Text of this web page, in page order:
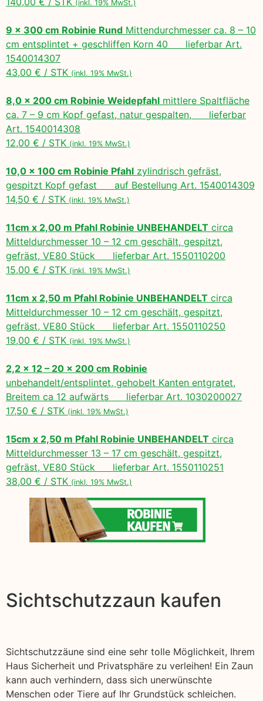
(inkl. 19% MwSt.)
9 x 300 cm Robinie Rund Mittendurchmesser ca. 8 – 10
cm entsplintet + geschliffen Korn 40 lieferbar Art.
1540014307
43,00 € / STK (inkl. 19% MwSt.)
8,0 x 200 cm Robinie Weidepfahl mittlere Spaltfläche
ca. 7 – 9 cm Kopf gefast, natur gespalten, lieferbar
Art. 1540014308
12,00 € / STK (inkl. 19% MwSt.)
10,0 x 100 cm Robinie Pfahl zylindrisch gefräst,
gespitzt Kopf gefast auf Bestellung Art. 1540014309
14,50 € / STK (inkl. 19% MwSt.)
11cm x 2,00 m Pfahl Robinie UNBEHANDELT circa
Mitteldurchmesser 10 – 12 cm geschält, gespitzt,
gefräst, VE80 Stück lieferbar Art. 1550110200
15,00 € / STK (inkl. 19% MwSt.)
11cm x 2,50 m Pfahl Robinie UNBEHANDELT circa
Mitteldurchmesser 10 – 12 cm geschält, gespitzt,
gefräst, VE80 Stück lieferbar Art. 1550110250
19,00 € / STK (inkl. 19% MwSt.)
2,2 x 12 – 20 x 200 cm Robinie
unbehandelt/entsplintet, gehobelt Kanten entgratet,
Breitem ca 12 aufwärts lieferbar Art. 1030200027
17,50 € / STK (inkl. 19% MwSt.)
15cm x 2,50 m Pfahl Robinie UNBEHANDELT circa
Mitteldurchmesser 13 – 17 cm geschält, gespitzt,
gefräst, VE80 Stück lieferbar Art. 1550110251
38,00 € / STK (inkl. 19% MwSt.)
Sichtschutzzaun kaufen
Sichtschutzzäune sind eine sehr tolle Möglichkeit, Ihrem
Haus Sicherheit und Privatsphäre zu verleihen! Ein Zaun
kann auch verhindern, dass sich unerwünschte
Menschen oder Tiere auf Ihr Grundstück schleichen.